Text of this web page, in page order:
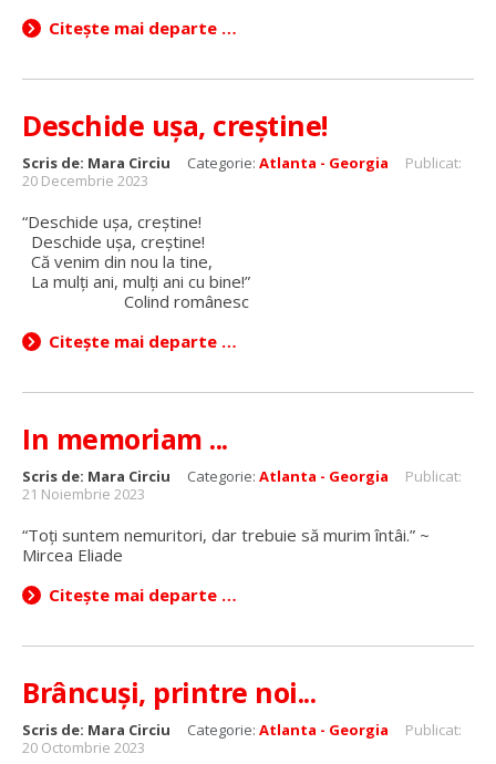
Citește mai departe …
Deschide ușa, creștine!
Scris de: Mara Circiu Categorie: Atlanta - Georgia
Publicat:
20 Decembrie 2023
“Deschide uşa, creştine!
Deschide uşa, creştine!
Că venim din nou la tine,
La mulţi ani, mulţi ani cu bine!”
Colind românesc
Citește mai departe …
In memoriam ...
Scris de: Mara Circiu Categorie: Atlanta - Georgia
Publicat:
21 Noiembrie 2023
“Toți suntem nemuritori, dar trebuie să murim întâi.” ~
Mircea Eliade
Citește mai departe …
Brâncuși, printre noi...
Scris de: Mara Circiu Categorie: Atlanta - Georgia
Publicat:
20 Octombrie 2023